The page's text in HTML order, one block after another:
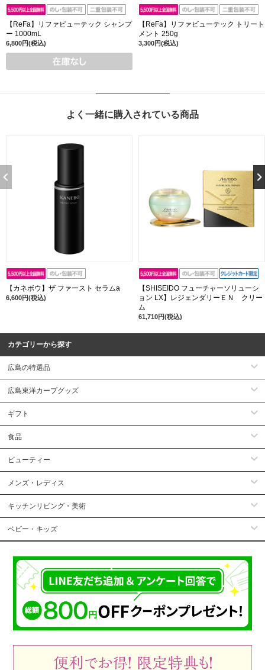
【ReFa】リファビューテック シャンプ
ー 1000mL
6,800円(税込)
【ReFa】リファビューテック トリート
メント 250g
3,300円(税込)
よく一緒に購入されている商品
【カネボウ】ザ ファースト セラムa
6,600円(税込)
【SHISEIDO フューチャーソリューシ
ョン LX】レジェンダリーＥＮ クリー
ム
61,710円(税込)
カテゴリーから探す
広島の特選品
広島東洋カープグッズ
ギフト
食品
ビューティー
メンズ・レディス
キッチンリビング・美術
ベビー・キッズ